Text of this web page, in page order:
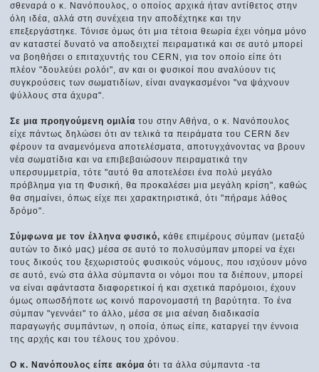
σθεναρά ο κ. Νανόπουλος, ο οποίος αρχικά ήταν αντίθετος στην
όλη ιδέα, αλλά στη συνέχεια την αποδέχτηκε και την
επεξεργάστηκε. Τόνισε όμως ότι μια τέτοια θεωρία έχει νόημα μόνο
αν καταστεί δυνατό να αποδειχτεί πειραματικά και σε αυτό μπορεί
να βοηθήσει ο επιταχυντής του CERN, για τον οποίο είπε ότι
πλέον "δουλεύει ρολόι", αν και οι φυσικοί που αναλύουν τις
συγκρούσεις των σωματιδίων, είναι αναγκασμένοι "να ψάχνουν
ψύλλους στα άχυρα".
Σε μια προηγούμενη ομιλία του στην Αθήνα, ο κ. Νανόπουλος
είχε πάντως δηλώσει ότι αν τελικά τα πειράματα του CERN δεν
φέρουν τα αναμενόμενα αποτελέσματα, αποτυγχάνοντας να βρουν
νέα σωματίδια και να επιβεβαιώσουν πειραματικά την
υπερσυμμετρία, τότε "αυτό θα αποτελέσει ένα πολύ μεγάλο
πρόβλημα για τη Φυσική, θα προκαλέσει μια μεγάλη κρίση", καθώς
θα σημαίνει, όπως είχε πει χαρακτηριστικά, ότι "πήραμε λάθος
δρόμο".
Σύμφωνα με τον έλληνα φυσικό,κάθε επιμέρους σύμπαν (μεταξύ
αυτών το δικό μας) μέσα σε αυτό το πολυσύμπαν μπορεί να έχει
τους δικούς του ξεχωριστούς φυσικούς νόμους, που ισχύουν μόνο
σε αυτό, ενώ στα άλλα σύμπαντα οι νόμοι που τα διέπουν, μπορεί
να είναι αφάνταστα διαφορετικοί ή και σχετικά παρόμοιοι, έχουν
όμως οπωσδήποτε ως κοινό παρονομαστή τη βαρύτητα. Το ένα
σύμπαν "γεννάει" το άλλο, μέσα σε μια αέναη διαδικασία
παραγωγής συμπάντων, η οποία, όπως είπε, καταργεί την έννοια
της αρχής και του τέλους του χρόνου.
Ο κ. Νανόπουλος είπε ακόμα ότι τα άλλα σύμπαντα -τα